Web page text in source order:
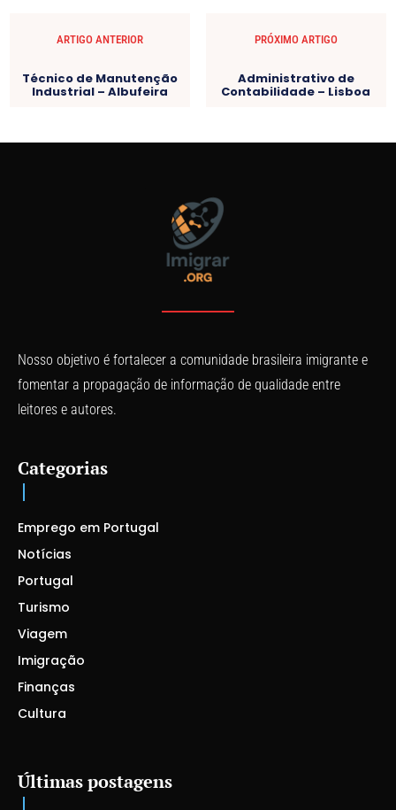
ARTIGO ANTERIOR
Técnico de Manutenção
Industrial – Albufeira
PRÓXIMO ARTIGO
Administrativo de
Contabilidade – Lisboa
Nosso objetivo é fortalecer a comunidade brasileira imigrante e
fomentar a propagação de informação de qualidade entre
leitores e autores.
Categorias
Emprego em Portugal
Notícias
Portugal
Turismo
Viagem
Imigração
Finanças
Cultura
Últimas postagens